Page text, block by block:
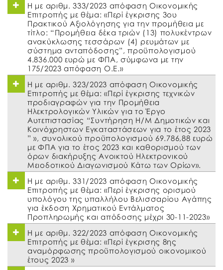
H με αριθμ. 333/2023 απόφαση Οικονομικής
Επιτροπής με θέμα: «Περί έγκρισης 3ου
Πρακτικού Αξιολόγησης για την προμήθεια με
τίτλο: “Προμήθεια δέκα τριών (13) πολυκέντρων
ανακύκλωσης τεσσάρων (4) ρευμάτων με
σύστημα ανταπόδοσης”, προϋπολογισμού
4.836.000 ευρώ με ΦΠΑ, σύμφωνα με την
175/2023 απόφαση Ο.Ε.»
Η με αριθμ. 323/2023 απόφαση Οικονομικής
Επιτροπής με θέμα: «Περί έγκρισης τεχνικών
προδιαγραφών για την Προμήθεια
Ηλεκτρολογικών Υλικών για το Έργο
Αυτεπιστασίας “Συντήρηση Η/Μ Δημοτικών και
Κοινόχρηστων Εγκαταστάσεων για το έτος 2023
” », συνολικού προϋπολογισμού 69.786,88 ευρώ
με ΦΠΑ για το έτος 2023 και καθορισμού των
όρων διακήρυξης Ανοικτού Ηλεκτρονικού
Μειοδοτικού Διαγωνισμού Κάτω των Ορίων».
Η με αριθμ. 331/2023 απόφαση Οικονομικής
Επιτροπής με θέμα: «Περί έγκρισης ορισμού
υπολόγου της υπαλλήλου Βελισσαρίου Αγάπης
για έκδοση Χρηματικού Εντάλματος
Προπληρωμής και απόδοσης μέχρι 30-11-2023»
Η με αριθμ. 322/2023 απόφαση Οικονομικής
Επιτροπής με θέμα: «Περί έγκρισης 8ης
αναμόρφωσης προϋπολογισμού οικονομικού
έτους 2023 »